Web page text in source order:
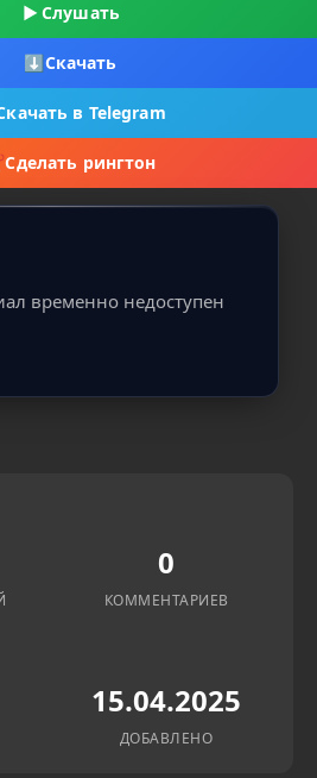
▶ Слушать
⬇Скачать
в Telegram
Сделать рингтон
временно недоступен
0
КОММЕНТАРИЕВ
15.04.2025
ДОБАВЛЕНО